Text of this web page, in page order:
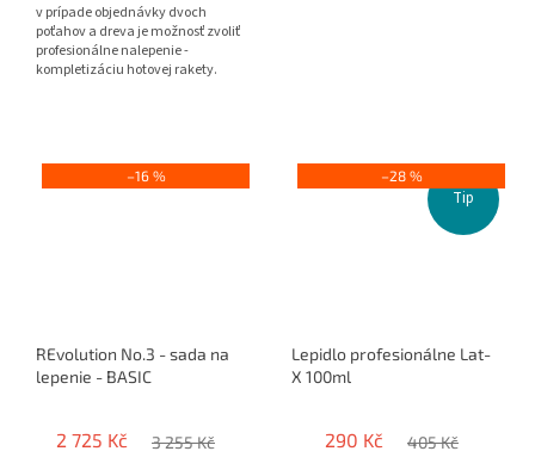
v prípade objednávky dvoch
poťahov a dreva je možnosť zvoliť
profesionálne nalepenie -
kompletizáciu hotovej rakety.
–16 %
REvolution No.3 - sada na
lepenie - BASIC
2 725 Kč 3 255 Kč
Tip
–28 %
Lepidlo profesionálne Lat-
X 100ml
290 Kč 405 Kč